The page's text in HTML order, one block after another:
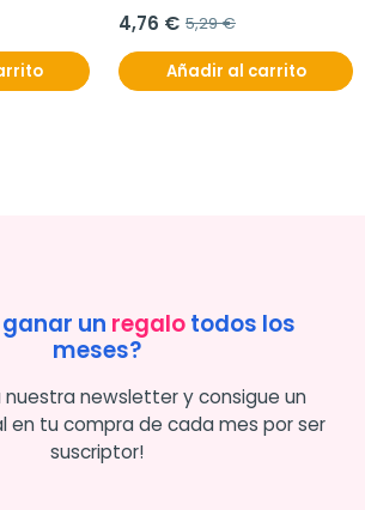
4,76 € 5,29 €
Añadir al carrito
un regalotodos los
meses?
newsletter y consigue un
en tu compra de cada mes por ser
suscriptor!